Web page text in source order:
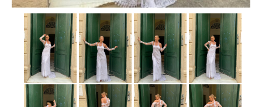
Chaquetones
Conjuntos
Corpiños
Faldas